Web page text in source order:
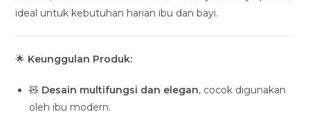
ideal untuk kebutuhan harian ibu dan bayi.
🌟 Keunggulan Produk:
🧸 Desain multifungsi dan elegan, cocok digunakan
oleh ibu modern.